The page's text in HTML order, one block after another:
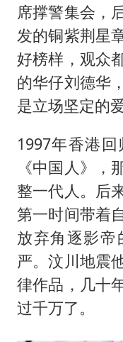
席撑警集会，
发的铜紫荆星
好榜样，观众
的华仔刘德华
是立场坚定的
1997年香港
《中国人》，
整一代人。后
第一时间带着
放弃角逐影帝
严。汶川地震
律作品，几十
过千万了。